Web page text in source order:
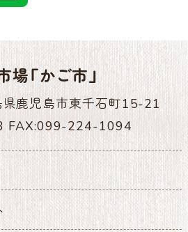
「かご市」
鹿児島市東千石町15-21
FAX:099-224-1094